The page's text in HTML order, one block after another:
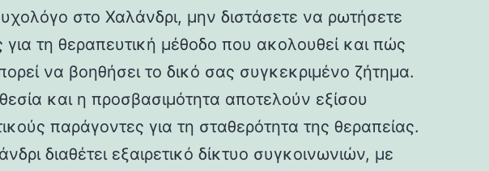
στο Χαλάνδρι, μην διστάσετε να ρωτήσετε
για τη θεραπευτική μέθοδο που ακολουθεί και πώς
να βοηθήσει το δικό σας συγκεκριμένο ζήτημα.
και η προσβασιμότητα αποτελούν εξίσου
παράγοντες για τη σταθερότητα της θεραπείας.
διαθέτει εξαιρετικό δίκτυο συγκοινωνιών, με